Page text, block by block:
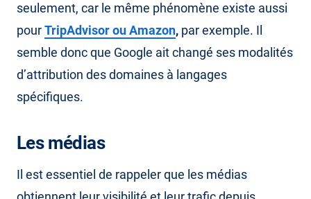
seulement, car le même phénomène existe aussi
pourTripAdvisorouAmazon, par exemple. Il
semble donc que Google ait changé ses modalités
d’attribution des domaines à langages
spécifiques.
Les médias
Il est essentiel de rappeler que les médias